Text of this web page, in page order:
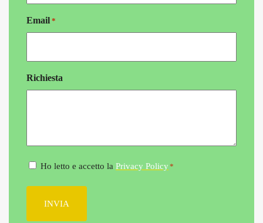
Email *
Richiesta
Consenso
Ho letto e accetto la Privacy Policy *